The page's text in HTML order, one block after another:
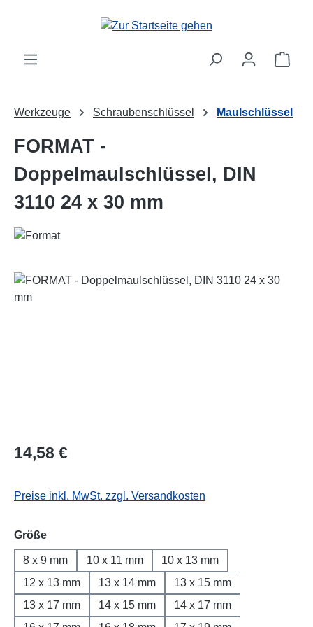
Zum Hauptinhalt springen
Werkzeuge Schraubenschlüssel Maulschlüssel
FORMAT -
Doppelmaulschlüssel, DIN
3110 24 x 30 mm
Bildergalerie überspringen
Regulärer Preis:
14,58 €
Preise inkl. MwSt. zzgl. Versandkosten
Größeauswählen
8 x 9 mm 10 x 11 mm
10 x 13 mm
12 x 13 mm
13 x 14 mm
13 x 15 mm
13 x 17 mm
14 x 15 mm
14 x 17 mm